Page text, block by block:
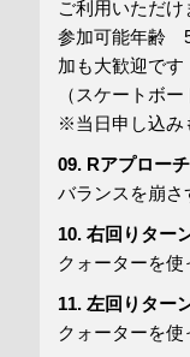
ご利用いただけ
参加可能年齢
加も大歓迎です
（スケートボ
※当日申し込み
09. Rアプローチ
バランスを崩さ
10. 右回りター
クォーターを使
11. 左回りター
クォーターを使